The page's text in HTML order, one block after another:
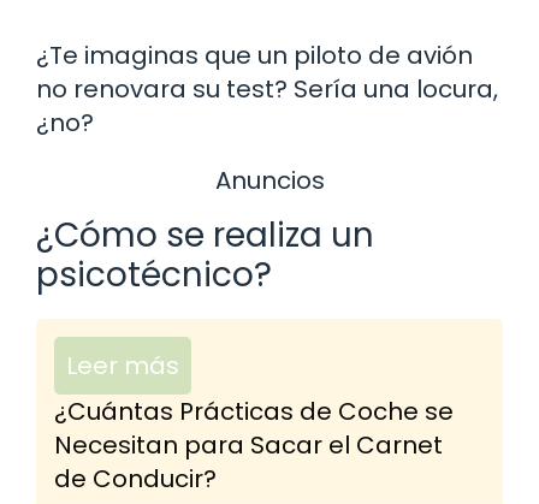
¿Te imaginas que un piloto de avión
no renovara su test? Sería una locura,
¿no?
Anuncios
¿Cómo se realiza un
psicotécnico?
Leer más
¿Cuántas Prácticas de Coche se
Necesitan para Sacar el Carnet
de Conducir?